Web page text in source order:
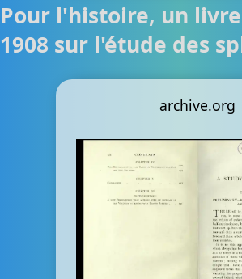
Pour l'histoire, un
1908 sur l'étude des
archive.org